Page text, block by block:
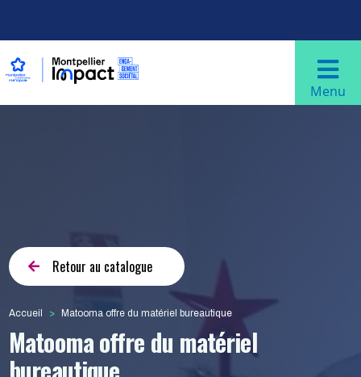
Navigation principale
Menu
Retour au catalogue
Accueil Matooma offre du matériel bureautique
Matooma offre du matériel